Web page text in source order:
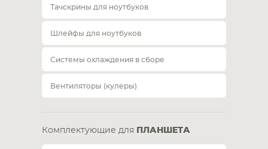
Тачскрины для ноутбуков
Шлейфы для ноутбуков
Системы охлаждения в сборе
Вентиляторы (кулеры)
Комплектующие для ПЛАНШЕТА